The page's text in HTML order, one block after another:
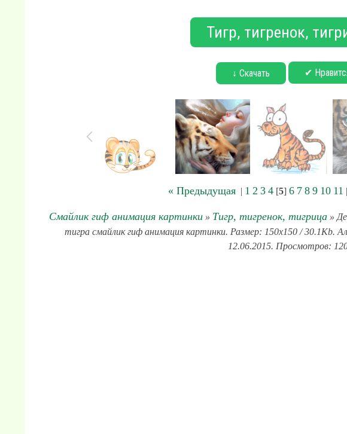
Тигр, тигренок,
↓ Скачать ✔
« Предыдущая | 1 2 3 4 [5] 6 7 8 9 10 11 |
Смайлик гиф анимация картинки » Тигр, тигренок, тигрица »
тигра смайлик гиф анимация картинки. Размер: 150x150 / 30.1Kb.
12.06.2015. Просмотров: